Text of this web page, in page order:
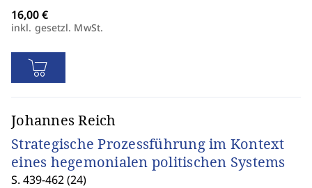
inkl. gesetzl. MwSt.
Johannes Reich
Strategische Prozessführung im Kontext
eines hegemonialen politischen Systems
S. 439-462 (24)